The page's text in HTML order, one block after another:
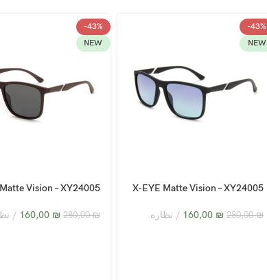
-43%
NEW
X-EYE Matte Vision – XY24005
280,00₪
160,00 ₪ نظاره
-43%
NEW
Vision – XY24005
280,00₪
160,00 ₪